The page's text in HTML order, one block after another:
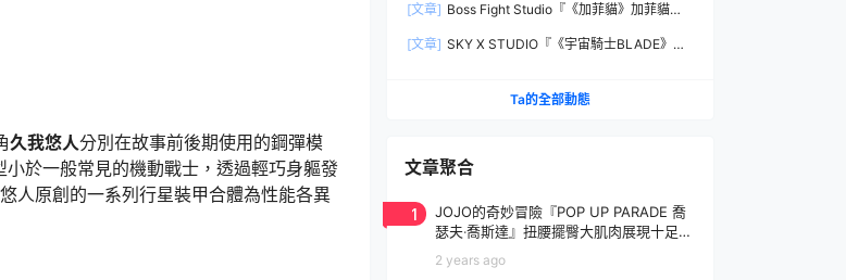
久我悠人分別在故事前後期使用的鋼彈模
於一般常見的機動戰士，透過輕巧身軀發
人原創的一系列行星裝甲合體為性能各異
規再現！
[文章] Boss Fight Studio『《加菲貓》加菲貓
受到的龐大份量！
[文章] SKY X STUDIO『《宇宙騎士BLADE》
Ta的全部動態
文章聚合
1
JOJO的奇妙冒險『POP UP PARADE 喬
瑟夫‧喬斯達』扭腰擺臀大肌肉展現十足騷
2 years ago